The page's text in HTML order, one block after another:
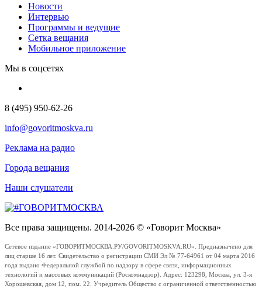
Новости
Интервью
Программы и ведущие
Сетка вещания
Мобильное приложение
Мы в соцсетях
8 (495) 950-62-26
info@govoritmoskva.ru
Реклама на радио
Города вещания
Наши слушатели
Все права защищены. 2014-2026 © «Говорит Москва»
Сетевое издание «ГОВОРИТМОСКВА.РУ/GOVORITMOSKVA.RU». Предназначено для
лиц старше 16 лет. Свидетельство о регистрации СМИ Эл № 77-64961 от 04 марта 2016
года выдано Федеральной службой по надзору в сфере связи, информационных
технологий и массовых коммуникаций (Роскомнадзор). Адрес: 123298, Москва, ул. 3-я
Хорошевская, дом 12, пом. 22. Учредитель Общество с ограниченной ответственностью